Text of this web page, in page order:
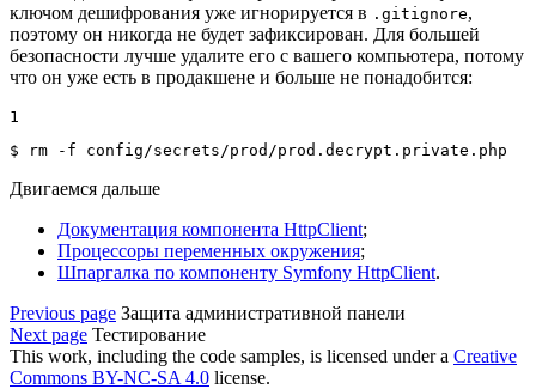
ключом дешифрования уже игнорируется в .gitignore,
поэтому он никогда не будет зафиксирован. Для большей
безопасности лучше удалите его с вашего компьютера, потому
что он уже есть в продакшене и больше не понадобится:
1
$
rm -f config/secrets/prod/prod.decrypt.private.php
Двигаемся дальше
Документация компонента HttpClient;
Процессоры переменных окружения;
Шпаргалка по компоненту Symfony HttpClient.
Previous page Защита административной панели
Next page Тестирование
This work, including the code samples, is licensed under a Creative
Commons BY-NC-SA 4.0 license.